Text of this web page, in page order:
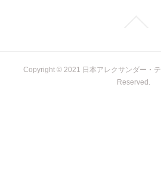
Copyright © 2021 日本アレクサンダー・
Reserved.